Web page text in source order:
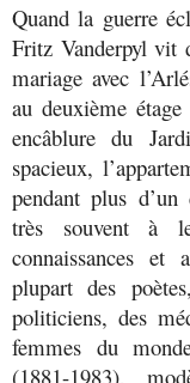
Quand la guerre
Fritz Vanderpyl vit
mariage avec
au deuxième
encâblure du
spacieux,
pendant plus
très souvent à
connaissances
plupart des
politiciens, des
femmes du
(1881-1983),